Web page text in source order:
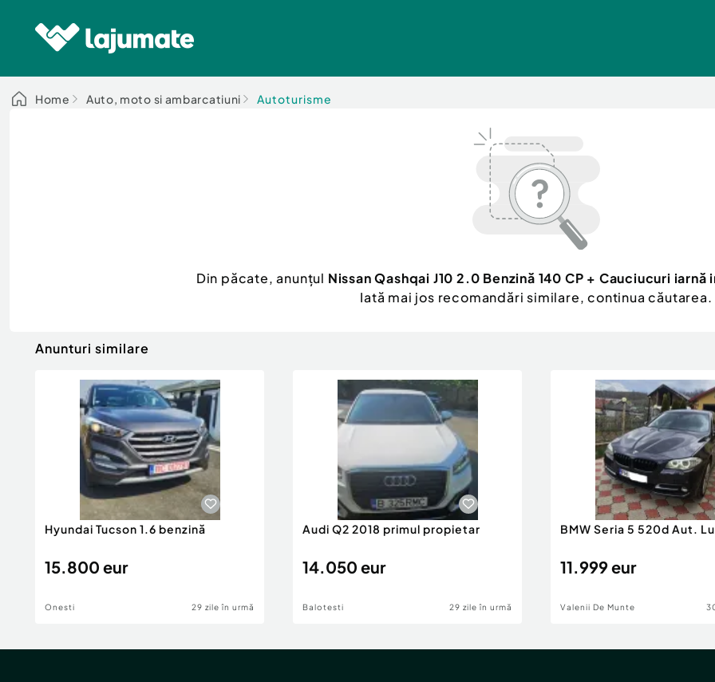
Home Auto, moto si ambarcatiuni Autoturisme
Din păcate, anunțul Nissan Qashqai J10 2.0 Benzină 140 CP + Cauciucuri iarnă
Iată mai jos recomandări similare, continua căutarea.
Anunturi similare
Hyundai Tucson 1.6 benzină
15.800 eur
Onesti 29 zile în urmă
Audi Q2 2018 primul propietar
14.050 eur
Balotesti 29 zile în urmă
BMW Seria 5 520d Aut.
11.999 eur
Valenii De Munte